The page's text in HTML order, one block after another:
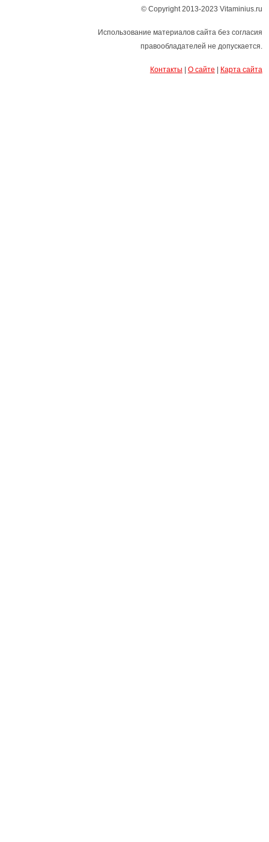
© Copyright 2013-2023 Vitaminius.ru
Использование материалов сайта без согласия
правообладателей не допускается.
Контакты | О сайте | Карта сайта